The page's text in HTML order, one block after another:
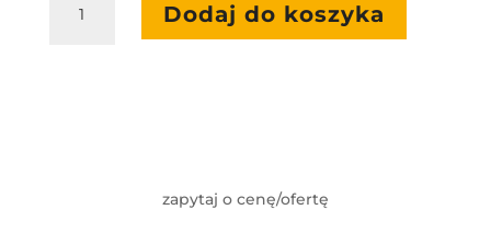
Bajkowe
zgadywanki
Dodaj do koszyka
zapytaj o cenę/ofertę